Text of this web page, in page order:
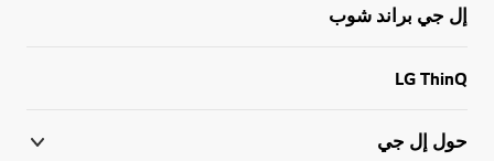
إل جي براند شوب
LG ThinQ
حول إل جي